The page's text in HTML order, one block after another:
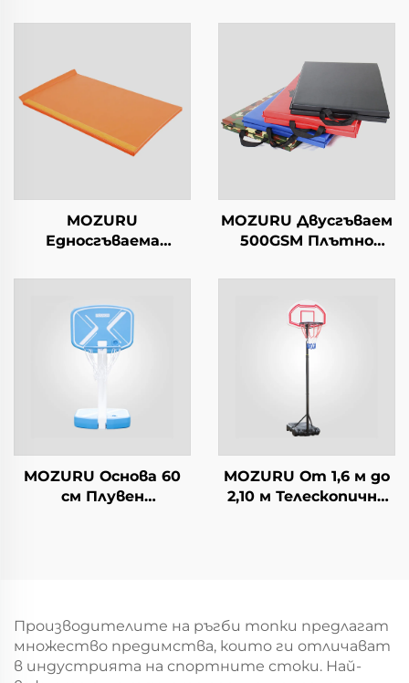
MOZURU
Едносгъваема
матра с плътност
500GSM, 2,5 см
MOZURU Двусгъваем
500GSM Плътно
Гимнастическа мат
MOZURU Основа 60
см Плувен
MOZURU От 1,6 м до
2,10 м Телескопична
Производителите на ръгби топки предлагат
множество предимства, които ги отличават
в индустрията на спортните стоки. Най-